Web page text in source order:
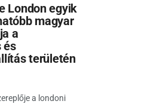
London egyik
magyar
a
és
területén
a londoni